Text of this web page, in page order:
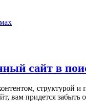
сайт в
структурой
вам придется забыть